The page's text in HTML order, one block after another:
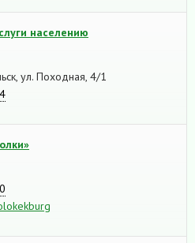
населению
ул. Походная, 4/1